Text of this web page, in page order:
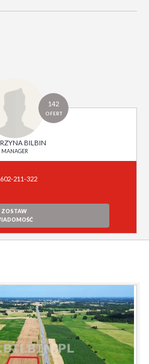
142
OFERT
BILBIN
MANAGER
602-211-322
ZOSTAW